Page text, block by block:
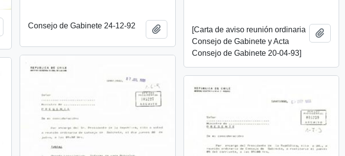
Añadir al portapapeles
Consejo de Gabinete 24-12-92 Añadir al portapapeles
[Carta de aviso reunión ordinaria
Consejo de Gabinete y Acta
Consejo de Gabinete 20-04-93]